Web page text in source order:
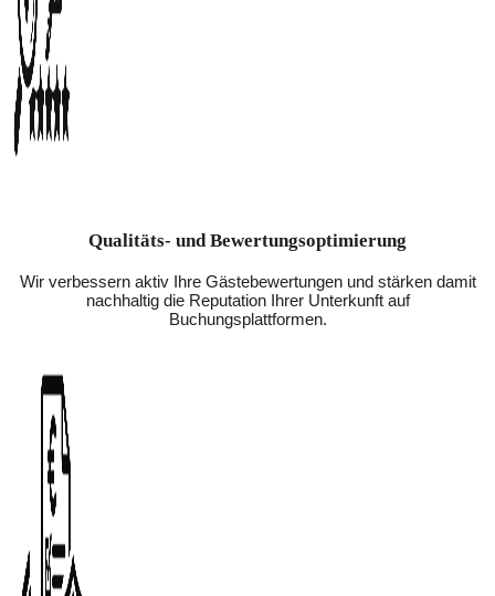
Qualitäts- und Bewertungsoptimierung
Wir verbessern aktiv Ihre Gästebewertungen und stärken damit
nachhaltig die Reputation Ihrer Unterkunft auf
Buchungsplattformen.